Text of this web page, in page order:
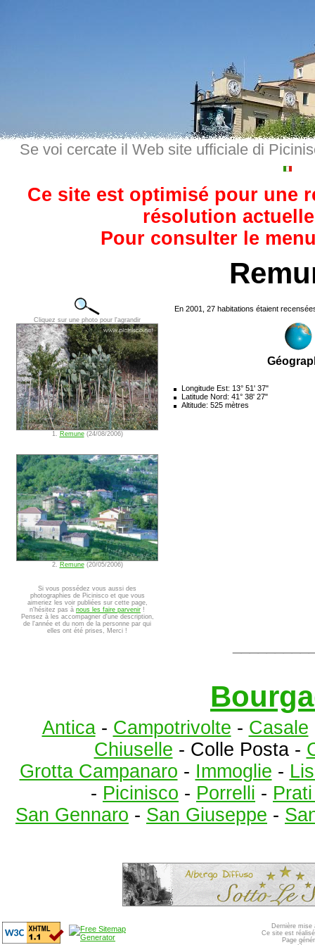
Se voi cercate il Web site ufficiale di
Ce site est optimisé pour une
résolution
Pour consulter le
Cliquez sur une photo pour l'agrandir
1. Remune(24/08/2006)
2. Remune(20/05/2006)
Si vous possédez vous aussi des
photographies de Picinisco et que vous
aimeriez les voir publiées sur cette page,
n'hésitez pas à nous les faire parvenir !
Pensez à les accompagner d'une description,
de l'année et du nom de la personne par qui
elles ont été prises, Merci !
En 2001, 27 habitations étaient
Longitude Est: 13° 51' 37"
Latitude Nord: 41° 38' 27"
Altitude: 525 mètres
Antica- Campotrivolte - Casale
Chiuselle - Colle Posta -
Grotta Campanaro - Immoglie -
- Picinisco - Porrelli -
San Gennaro - San Giuseppe -
Dernière mise
Ce site est
Page